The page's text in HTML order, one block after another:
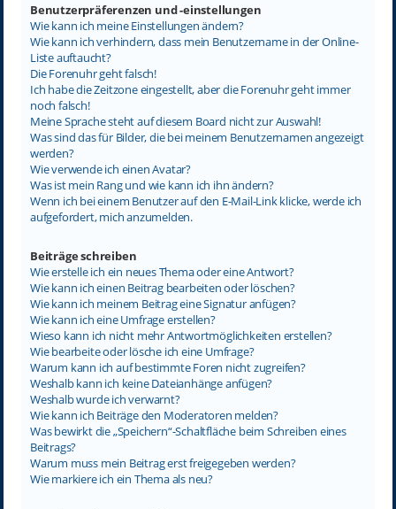
Benutzerpräferenzen und -einstellungen
Wie kann ich meine Einstellungen ändern?
Wie kann ich verhindern, dass mein Benutzername in der Online-
Liste auftaucht?
Die Forenuhr geht falsch!
Ich habe die Zeitzone eingestellt, aber die Forenuhr geht immer
noch falsch!
Meine Sprache steht auf diesem Board nicht zur Auswahl!
Was sind das für Bilder, die bei meinem Benutzernamen angezeigt
werden?
Wie verwende ich einen Avatar?
Was ist mein Rang und wie kann ich ihn ändern?
Wenn ich bei einem Benutzer auf den E-Mail-Link klicke, werde ich
aufgefordert, mich anzumelden.
Beiträge schreiben
Wie erstelle ich ein neues Thema oder eine Antwort?
Wie kann ich einen Beitrag bearbeiten oder löschen?
Wie kann ich meinem Beitrag eine Signatur anfügen?
Wie kann ich eine Umfrage erstellen?
Wieso kann ich nicht mehr Antwortmöglichkeiten erstellen?
Wie bearbeite oder lösche ich eine Umfrage?
Warum kann ich auf bestimmte Foren nicht zugreifen?
Weshalb kann ich keine Dateianhänge anfügen?
Weshalb wurde ich verwarnt?
Wie kann ich Beiträge den Moderatoren melden?
Was bewirkt die „Speichern“-Schaltfläche beim Schreiben eines
Beitrags?
Warum muss mein Beitrag erst freigegeben werden?
Wie markiere ich ein Thema als neu?